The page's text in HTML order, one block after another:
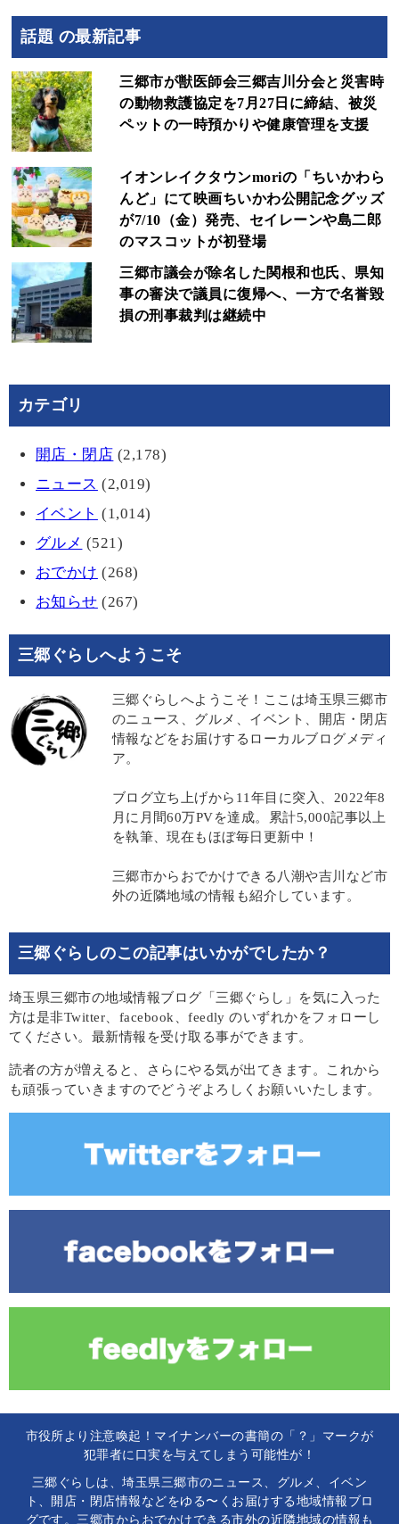
話題 の最新記事
三郷市が獣医師会三郷吉川分会と災害時
の動物救護協定を7月27日に締結、被災
ペットの一時預かりや健康管理を支援
イオンレイクタウンmoriの「ちいかわら
んど」にて映画ちいかわ公開記念グッズ
が7/10（金）発売、セイレーンや島二郎
のマスコットが初登場
三郷市議会が除名した関根和也氏、県知
事の審決で議員に復帰へ、一方で名誉毀
損の刑事裁判は継続中
カテゴリ
開店・閉店 (2,178)
ニュース (2,019)
イベント (1,014)
グルメ (521)
おでかけ (268)
お知らせ (267)
三郷ぐらしへようこそ
三郷ぐらしへようこそ！ここは埼玉県三郷市
のニュース、グルメ、イベント、開店・閉店
情報などをお届けするローカルブログメディ
ア。
ブログ立ち上げから11年目に突入、2022年8
月に月間60万PVを達成。累計5,000記事以上
を執筆、現在もほぼ毎日更新中！
三郷市からおでかけできる八潮や吉川など市
外の近隣地域の情報も紹介しています。
三郷ぐらしのこの記事はいかがでしたか？
埼玉県三郷市の地域情報ブログ「三郷ぐらし」を気に入った
方は是非Twitter、facebook、feedly のいずれかをフォローし
てください。最新情報を受け取る事ができます。
読者の方が増えると、さらにやる気が出てきます。これから
も頑張っていきますのでどうぞよろしくお願いいたします。
市役所より注意喚起！マイナンバーの書簡の「？」マークが
犯罪者に口実を与えてしまう可能性が！
三郷ぐらしは、埼玉県三郷市のニュース、グルメ、イベン
ト、開店・閉店情報などをゆる〜くお届けする地域情報ブロ
グです。三郷市からおでかけできる市外の近隣地域の情報も